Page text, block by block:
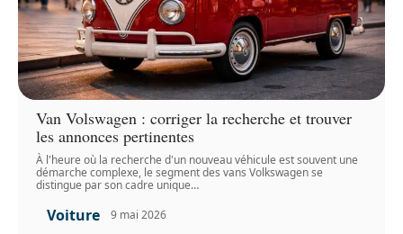
Van Volswagen : corriger la recherche et trouver
les annonces pertinentes
À l'heure où la recherche d'un nouveau véhicule est souvent une
démarche complexe, le segment des vans Volkswagen se
distingue par son cadre unique…
Voiture 9 mai 2026